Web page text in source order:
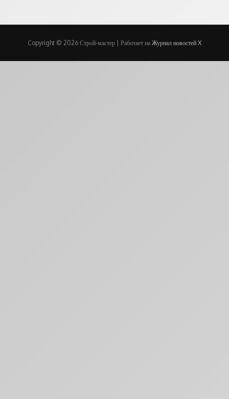
Copyright © 2026 Строй-мастер | Работает на Журнал новостей X